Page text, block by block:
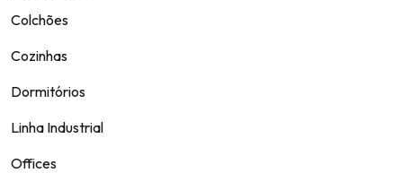
Colchões
Cozinhas
Dormitórios
Linha Industrial
Offices